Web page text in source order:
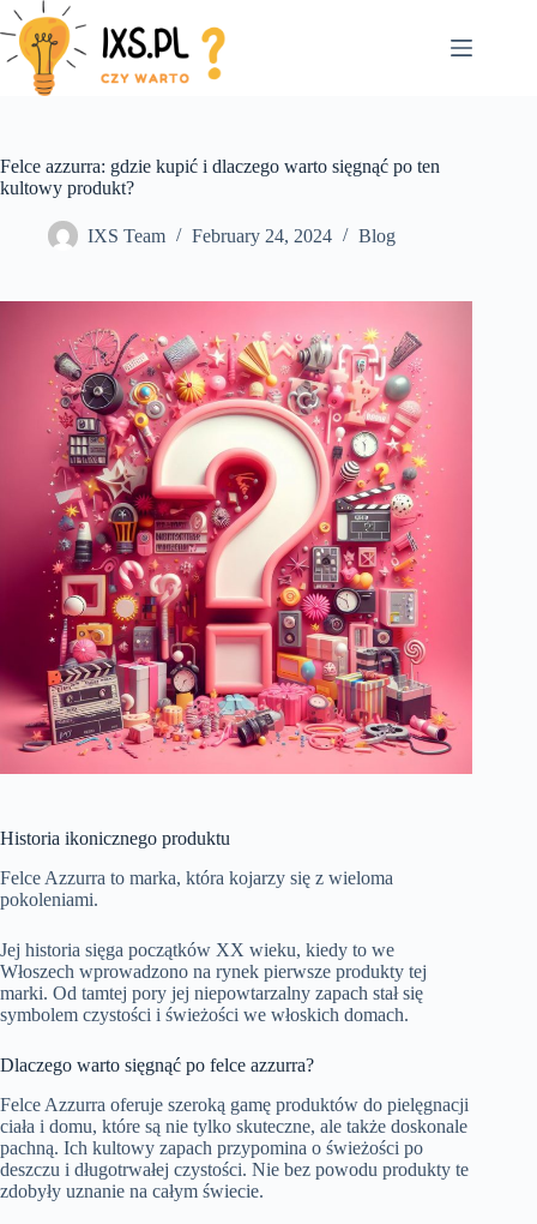
Skip
to
content
Felce azzurra: gdzie kupić i dlaczego warto sięgnąć po ten
kultowy produkt?
IXS Team February 24, 2024 Blog
Historia ikonicznego produktu
Felce Azzurra to marka, która kojarzy się z wieloma
pokoleniami.
Jej historia sięga początków XX wieku, kiedy to we
Włoszech wprowadzono na rynek pierwsze produkty tej
marki. Od tamtej pory jej niepowtarzalny zapach stał się
symbolem czystości i świeżości we włoskich domach.
Dlaczego warto sięgnąć po felce azzurra?
Felce Azzurra oferuje szeroką gamę produktów do pielęgnacji
ciała i domu, które są nie tylko skuteczne, ale także doskonale
pachną. Ich kultowy zapach przypomina o świeżości po
deszczu i długotrwałej czystości. Nie bez powodu produkty te
zdobyły uznanie na całym świecie.